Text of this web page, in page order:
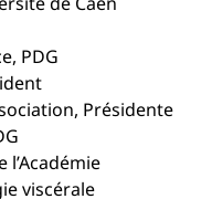
PDG
Présidente
l’Académie
viscérale